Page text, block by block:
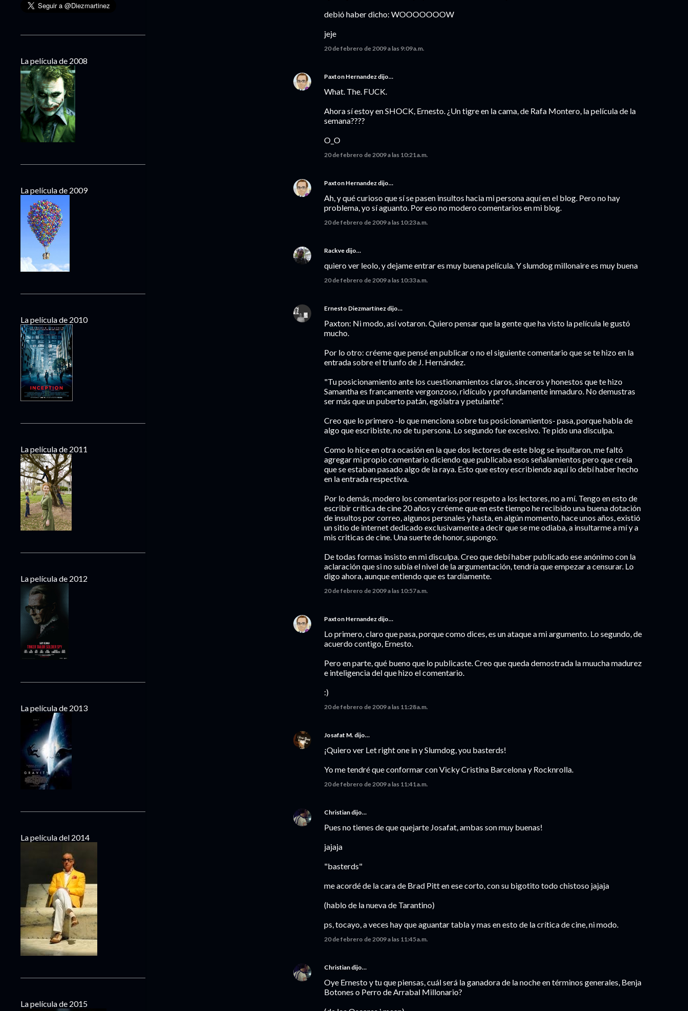
debió haber dicho: WOOOOOOOW
jeje
20 de febrero de 2009 a las 9:09 a.m.
Paxton Hernandez dijo…
What. The. FUCK.
Ahora sí estoy en SHOCK, Ernesto. ¿Un tigre en la cama, de Rafa Montero, la película de la
semana????
O_O
20 de febrero de 2009 a las 10:21 a.m.
Paxton Hernandez dijo…
Ah, y qué curioso que sí se pasen insultos hacia mi persona aquí en el blog. Pero no hay
problema, yo sí aguanto. Por eso no modero comentarios en mi blog.
20 de febrero de 2009 a las 10:23 a.m.
Rackve dijo…
quiero ver leolo, y dejame entrar es muy buena película. Y slumdog millonaire es muy buena
20 de febrero de 2009 a las 10:33 a.m.
Ernesto Diezmartínez dijo…
Paxton: Ni modo, así votaron. Quiero pensar que la gente que ha visto la película le gustó
mucho.
Por lo otro: créeme que pensé en publicar o no el siguiente comentario que se te hizo en la
entrada sobre el triunfo de J. Hernández.
"Tu posicionamiento ante los cuestionamientos claros, sinceros y honestos que te hizo
Samantha es francamente vergonzoso, ridículo y profundamente inmaduro. No demustras
ser más que un puberto patán, ególatra y petulante".
Creo que lo primero -lo que menciona sobre tus posicionamientos- pasa, porque habla de
algo que escribiste, no de tu persona. Lo segundo fue excesivo. Te pido una disculpa.
Como lo hice en otra ocasión en la que dos lectores de este blog se insultaron, me faltó
agregar mi propio comentario diciendo que publicaba esos señalamientos pero que creía
que se estaban pasado algo de la raya. Esto que estoy escribiendo aquí lo debí haber hecho
en la entrada respectiva.
Por lo demás, modero los comentarios por respeto a los lectores, no a mí. Tengo en esto de
escribir crítica de cine 20 años y créeme que en este tiempo he recibido una buena dotación
de insultos por correo, algunos persnales y hasta, en algún momento, hace unos años, existió
un sitio de internet dedicado exclusivamente a decir que se me odiaba, a insultarme a mí y a
mis criticas de cine. Una suerte de honor, supongo.
De todas formas insisto en mi disculpa. Creo que debí haber publicado ese anónimo con la
aclaración que si no subía el nivel de la argumentación, tendría que empezar a censurar. Lo
digo ahora, aunque entiendo que es tardíamente.
20 de febrero de 2009 a las 10:57 a.m.
Paxton Hernandez dijo…
Lo primero, claro que pasa, porque como dices, es un ataque a mi argumento. Lo segundo, de
acuerdo contigo, Ernesto.
Pero en parte, qué bueno que lo publicaste. Creo que queda demostrada la muucha madurez
e inteligencia del que hizo el comentario.
:)
20 de febrero de 2009 a las 11:28 a.m.
Josafat M. dijo…
¡Quiero ver Let right one in y Slumdog, you basterds!
Yo me tendré que conformar con Vicky Cristina Barcelona y Rocknrolla.
20 de febrero de 2009 a las 11:41 a.m.
Christian dijo…
Pues no tienes de que quejarte Josafat, ambas son muy buenas!
jajaja
"basterds"
me acordé de la cara de Brad Pitt en ese corto, con su bigotito todo chistoso jajaja
(hablo de la nueva de Tarantino)
ps, tocayo, a veces hay que aguantar tabla y mas en esto de la crítica de cine, ni modo.
20 de febrero de 2009 a las 11:45 a.m.
Christian dijo…
Oye Ernesto y tu que piensas, cuál será la ganadora de la noche en términos generales, Benja
Botones o Perro de Arrabal Millonario?
La película de 2008
La película de 2009
La película de 2010
La película de 2011
La película de 2012
La película de 2013
La película del 2014
La película de 2015